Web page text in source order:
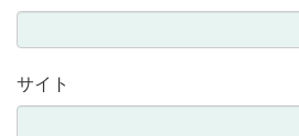
サイト